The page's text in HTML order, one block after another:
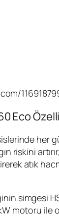
Eco
her
riskini
atık
simgesi
motoru ile